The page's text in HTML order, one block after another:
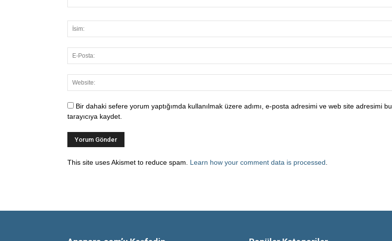
Bir dahaki sefere yorum yaptığımda kullanılmak üzere adımı, e-posta adresimi ve web site adresimi bu
tarayıcıya kaydet.
This site uses Akismet to reduce spam. Learn how your comment data is processed